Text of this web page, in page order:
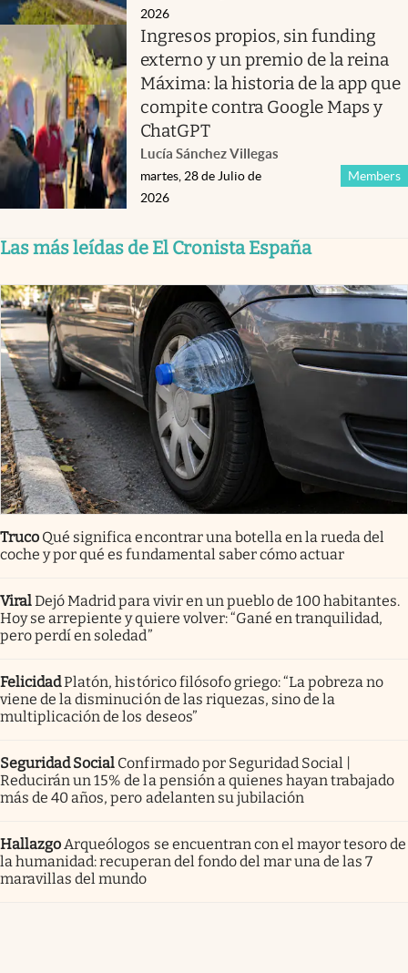
2026
Ingresos propios, sin funding
externo y un premio de la reina
Máxima: la historia de la app que
compite contra Google Maps y
ChatGPT
Lucía Sánchez Villegas
Members
martes, 28 de Julio de
2026
Las más leídas de El Cronista España
Truco Qué significa encontrar una botella en la rueda del
coche y por qué es fundamental saber cómo actuar
ViralDejó Madrid para vivir en un pueblo de 100 habitantes.
Hoy se arrepiente y quiere volver: “Gané en tranquilidad,
pero perdí en soledad”
FelicidadPlatón, histórico filósofo griego: “La pobreza no
viene de la disminución de las riquezas, sino de la
multiplicación de los deseos”
Seguridad Social Confirmado por Seguridad Social |
Reducirán un 15% de la pensión a quienes hayan trabajado
más de 40 años, pero adelanten su jubilación
Hallazgo Arqueólogos se encuentran con el mayor tesoro de
la humanidad: recuperan del fondo del mar una de las 7
maravillas del mundo